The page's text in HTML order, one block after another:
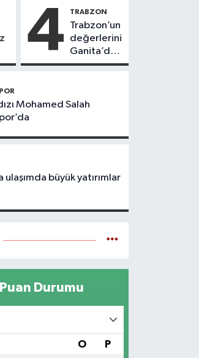
4 TRABZON
Trabzon’un
değerlerini
Ganita’da
yaşatıyoruz
Mohamed Salah
ulaşımda büyük yatırımlar
Durumu
O P